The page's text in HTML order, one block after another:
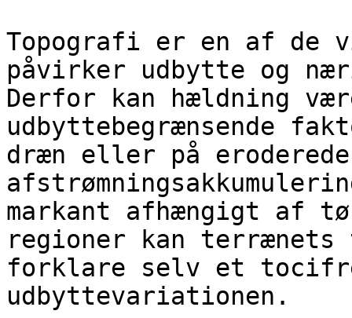
Topografi er en af de
påvirker udbytte og
Derfor kan hældning
udbyttebegrænsende
dræn eller på
markant afhængigt af
regioner kan
forklare selv et
udbyttevariationen.